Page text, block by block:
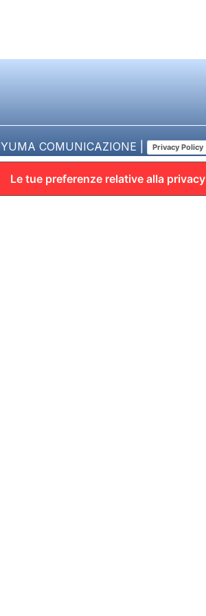
YUMA COMUNICAZIONE Privacy Policy
Le tue preferenze relative alla privacy